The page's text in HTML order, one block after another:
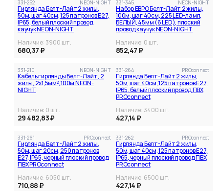
331-252 NEON-NIGHT
Гирлянда Белт-Лайт 2 жилы,
50м, шаг 40см, 125 патронов E27,
IP65, белый плоский провод
каучук NEON-NIGHT
Наличие: 3900 шт.
680,37 ₽
331-345 NEON-NIGHT
Набор ЕВРО Белт-Лайт 2 жилы,
100м, шаг 40см, 225 LED-ламп,
БЕЛЫЙ, 45мм (6 LED), плоский
провод каучук NEON-NIGHT
Наличие: 0 шт.
852,47 ₽
331-210 NEON-NIGHT
Кабель гирлянды Белт-Лайт, 2
жилы, 2х1,5мм², 100м NEON-
NIGHT
Наличие: 0 шт.
29 482,83 ₽
331-264 PROconnect
Гирлянда Белт-Лайт 2 жилы,
50м, шаг 40см, 125 патронов E27,
IP65, белый плоский провод ПВХ
PROconnect
Наличие: 3400 шт.
427,14 ₽
331-261 PROconnect
Гирлянда Белт-Лайт 2 жилы,
50м, шаг 20см, 250 патронов
E27, IP65, черный плоский провод
ПВХ PROconnect
Наличие: 6050 шт.
710,88 ₽
331-262 PROconnect
Гирлянда Белт-Лайт 2 жилы,
50м, шаг 40см, 125 патронов E27,
IP65, черный плоский провод ПВХ
PROconnect
Наличие: 6500 шт.
427,14 ₽